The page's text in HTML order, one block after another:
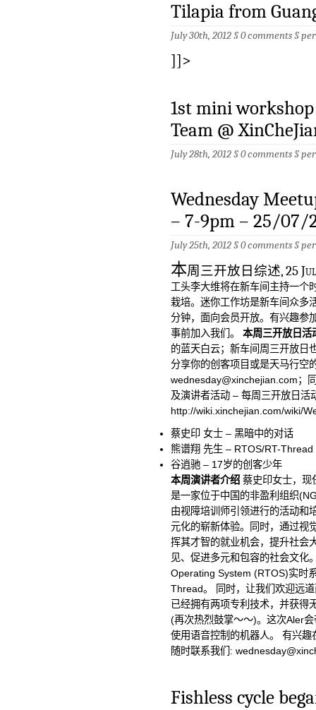
Tilapia from
July 30th, 2012 §0 comments§
]]>
1st mini
Team @
July 28th, 2012 §0 comments§
Wednesday
– 7-9pm – 25/07/
July 25th, 2012 §0 comments§
本周三开放日综述, 25
工头李大维将在新车间主持一个
栽培。迷你工作坊是新车间众多
分钟，面向会员开放。有兴趣参
事前加入我们。 本周三开放日活
的蓝天白云；新车间周三开放日
分享你的创客项目或是天马行空
wednesday@xinchejian.com；
及演讲者活动 – 每周三开放日活
http://wiki.xinchejian.com/wiki/
蔡史印 女士 – 黑暗中的对话
熊谱翔 先生 – RTOS/RT-
谷逍驰 – 17岁的创客少年
本周演讲者介绍 蔡史印女士，现
是一家位于中国的非盈利组织
由视障培训师引领进行的活动和
元化的崭新体验。同时，通过视
挥其才智的就业机会，提升社会
见、促进多元和包容的社会文化
Operating System (RTOS)实时
Thread。 同时，让我们欢迎远
已经拥有两项专利技术，并获得
(再次热烈鼓掌～～)。这次Aler
使用语音控制的机器人。 有兴
随时联系我们:
Fishless cycle